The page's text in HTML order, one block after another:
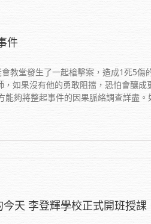
件
堂發生了一起槍擊案，造成1死5
如果沒有他的勇敢阻擋，恐怕會釀
夠將整起事件的因果脈絡調查詳盡
今天 李登輝學校正式開班授課